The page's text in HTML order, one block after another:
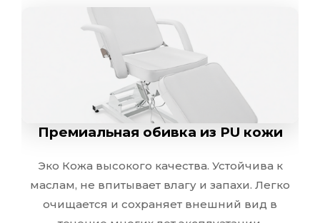
Анатомическое наполнение
Многослойное наполнение из
Мощный электропривод
Премиальная обивка из PU кожи
Эко Кожа высокого качества. Устойчива к
маслам, не впитывает влагу и запахи. Легко
очищается и сохраняет внешний вид в